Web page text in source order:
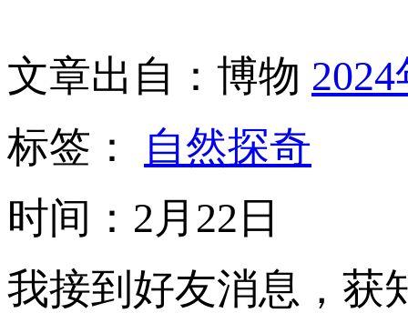
文章出自：博物
标签：
自然探奇
时间：2月22日
我接到好友消息，获